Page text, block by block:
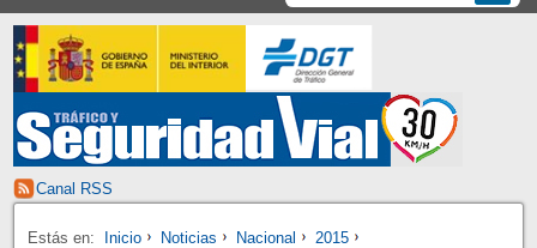
Canal RSS
Estás en: Inicio Noticias Nacional
2015